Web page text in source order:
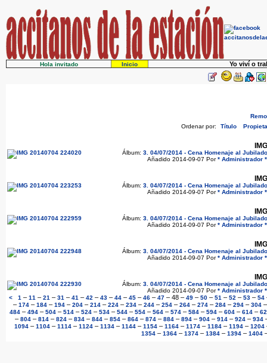
Hola invitado Inicio Yo viví o
Ordenar por:
Título
Álbum: 3. 04/07/2014 - Cena Homenaje al
Añadido 2014-09-07 Por* Administrador *
Álbum: 3. 04/07/2014 - Cena Homenaje al
Añadido 2014-09-07 Por* Administrador *
Álbum: 3. 04/07/2014 - Cena Homenaje al
Añadido 2014-09-07 Por* Administrador *
Álbum: 3. 04/07/2014 - Cena Homenaje al
Añadido 2014-09-07 Por* Administrador *
Álbum: 3. 04/07/2014 - Cena Homenaje al
Añadido 2014-09-07 Por* Administrador *
<
1 – 11 – 21 – 31 – 41 – 42 – 43– 44– 45– 46– 47– 48– 49– 50– 51 – 52 – 53– 54
– 174 – 184 – 194 – 204 – 214 – 224 – 234 – 244 – 254 – 264 – 274 – 284 – 294 – 304
484 – 494 – 504 – 514 – 524 – 534 – 544 – 554 – 564 – 574 – 584 – 594 – 604 – 614 –
– 804 – 814 – 824 – 834 – 844 – 854 – 864 – 874 – 884 – 894 – 904 – 914 – 924 – 934
1094– 1104– 1114– 1124– 1134– 1144– 1154– 1164– 1174– 1184– 1194– 1204
1354– 1364– 1374– 1384– 1394– 1404